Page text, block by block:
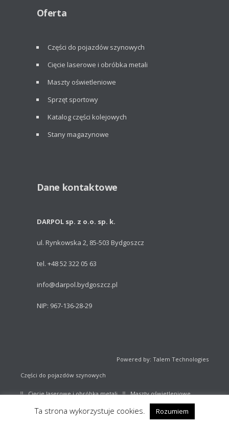
Oferta
Części do pojazdów szynowych
Cięcie laserowe i obróbka metali
Maszty oświetleniowe
Sprzęt sportowy
Katalog części kolejowych
Stany magazynowe
Dane kontaktowe
DARPOL sp. z o.o. sp. k.
ul. Rynkowska 2, 85-503 Bydgoszcz
tel. +48 52 322 05 63
info@darpol.bydgoszcz.pl
NIP: 967-136-28-29
Powered by: Talem Technologies
Części do pojazdów szynowych
Cięcie laserowe i obróbka metali Maszty oświetleniowe
Sprzęt sportowy Katalog części kolejowych
Ta strona wykorzystuje cookies. Rozumiem